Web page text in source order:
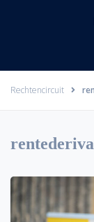
Rechtencircuit